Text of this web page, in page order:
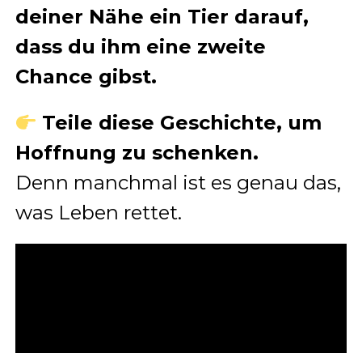
deiner Nähe ein Tier darauf,
dass du ihm eine zweite
Chance gibst.
Teile diese Geschichte, um
Hoffnung zu schenken.
Denn manchmal ist es genau das,
was Leben rettet.